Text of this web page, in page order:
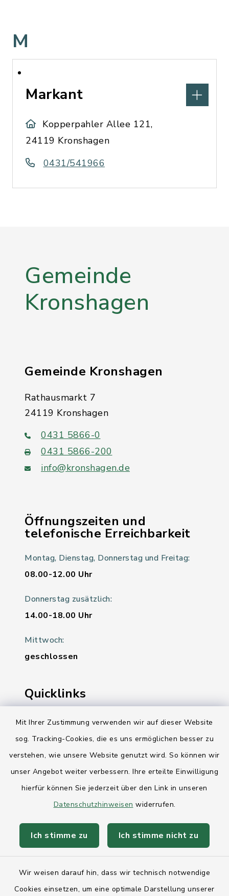
Mit Ihrer Zustimmung verwenden wir auf dieser Website
sog. Tracking-Cookies, die es uns ermöglichen besser zu
verstehen, wie unsere Website genutzt wird. So können wir
unser Angebot weiter verbessern. Ihre erteilte Einwilligung
hierfür können Sie jederzeit über den Link in unseren
Datenschutzhinweisen widerrufen.
Ich stimme zu Ich stimme nicht zu
Wir weisen darauf hin, dass wir technisch notwendige
Cookies einsetzen, um eine optimale Darstellung unserer
M
Markant
Kopperpahler Allee 121,
24119 Kronshagen
0431/541966
Gemeinde
Kronshagen
Gemeinde Kronshagen
Rathausmarkt 7
24119 Kronshagen
0431 5866-0
0431 5866-200
info@kronshagen.de
Öffnungszeiten und
telefonische Erreichbarkeit
Montag, Dienstag, Donnerstag und Freitag:
08.00-12.00 Uhr
Donnerstag zusätzlich:
14.00-18.00 Uhr
Mittwoch:
geschlossen
Quicklinks
Ihre Behördennummer 115
Landesregierung Schleswig-Holstein
AktivRegion Mittelholstein
Anfahrt